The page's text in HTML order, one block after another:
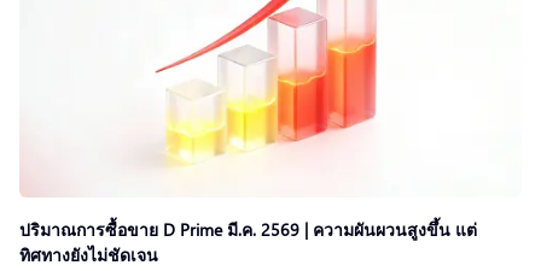
ปริมาณการซื้อขาย D Prime มี.ค. 2569 | ความผันผวนสูงขึ้น แต่
ทิศทางยังไม่ชัดเจน